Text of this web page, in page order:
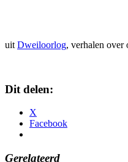
uit Dweiloorlog, verhalen over
Dit delen:
X
Facebook
Gerelateerd